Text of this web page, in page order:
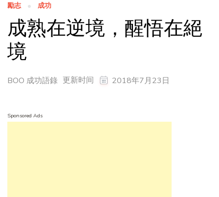
勵志 成功
成熟在逆境，醒悟在絕
境
BOO 成功語錄 更新时间 2018年7月23日
Sponsored Ads